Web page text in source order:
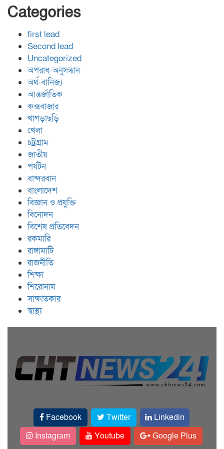
Categories
first lead
Second lead
Uncategorized
অপরাধ-অনুসন্ধান
অর্থ-বানিজ্য
আন্তর্জাতিক
কক্সবাজার
খাগড়াছড়ি
খেলা
চট্রগ্রাম
জাতীয়
পর্যটন
বান্দরবান
বাংলাদেশ
বিজ্ঞান ও প্রযুক্তি
বিনোদন
বিশেষ প্রতিবেদন
রকমারি
রাঙ্গামাটি
রাজনীতি
শিক্ষা
শিরোনাম
সাক্ষাতকার
স্বাস্থ্য
Facebook Twitter
Linkedin
Instagram
Youtube Google Plus